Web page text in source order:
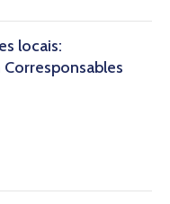
locais: